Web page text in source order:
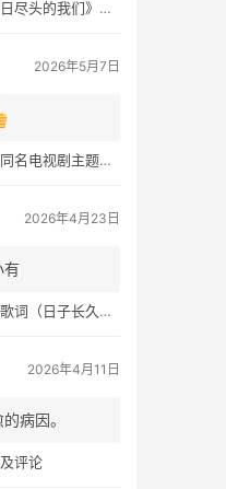
歌词及钢琴谱免费获取
2026年5月7日
电视剧主题曲）
2026年4月23日
有
子长久幸福小有）
2026年4月11日
病因。
评论